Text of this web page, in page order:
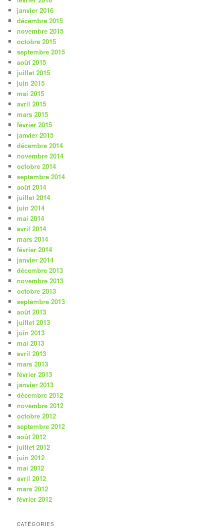
janvier 2016
décembre 2015
novembre 2015
octobre 2015
septembre 2015
août 2015
juillet 2015
juin 2015
mai 2015
avril 2015
mars 2015
février 2015
janvier 2015
décembre 2014
novembre 2014
octobre 2014
septembre 2014
août 2014
juillet 2014
juin 2014
mai 2014
avril 2014
mars 2014
février 2014
janvier 2014
décembre 2013
novembre 2013
octobre 2013
septembre 2013
août 2013
juillet 2013
juin 2013
mai 2013
avril 2013
mars 2013
février 2013
janvier 2013
décembre 2012
novembre 2012
octobre 2012
septembre 2012
août 2012
juillet 2012
juin 2012
mai 2012
avril 2012
mars 2012
février 2012
CATÉGORIES